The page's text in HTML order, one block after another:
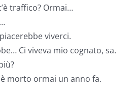
traffico? Ormai…
viverci.
Ci viveva mio cognato, sa.
è morto ormai un anno fa.